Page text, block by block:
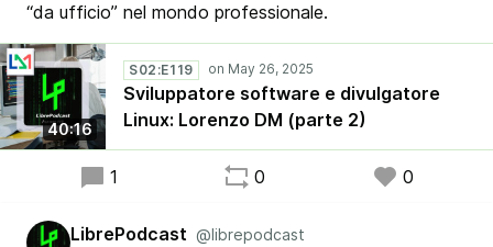
“da ufficio” nel mondo professionale.
40:16
S02:E119
Sviluppatore software e divulgatore
Linux: Lorenzo DM (parte 2)
1 0 0
LibrePodcast @librepodcast